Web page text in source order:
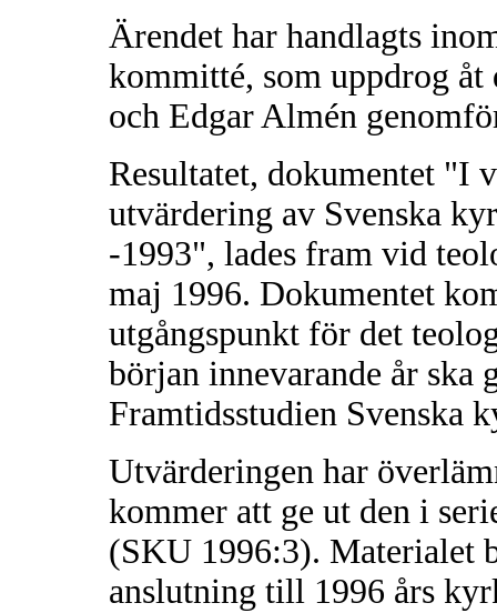
Ärendet har handlagts
kommitté, som uppdrog
och Edgar Almén
Resultatet, dokumentet "I
utvärdering av Svenska
-1993", lades fram vid
maj 1996. Dokumentet
utgångspunkt för det
början innevarande år ska
Framtidsstudien Svenska
Utvärderingen har
kommer att ge ut den i
(SKU 1996:3). Materialet
anslutning till 1996 års